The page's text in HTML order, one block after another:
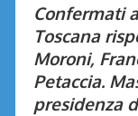
Confermati
Toscana
Moroni,
Petaccia.
presidenza